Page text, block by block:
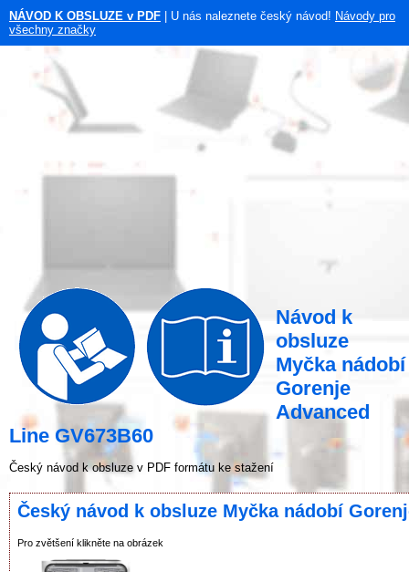
NÁVOD K OBSLUZE v PDF | U nás naleznete český návod! Návody pro
všechny značky
Návod k
obsluze
Myčka nádobí
Gorenje
Advanced
Line GV673B60
Český návod k obsluze v PDF formátu ke stažení
Český návod k obsluze Myčka nádobí
Pro zvětšení klikněte na obrázek